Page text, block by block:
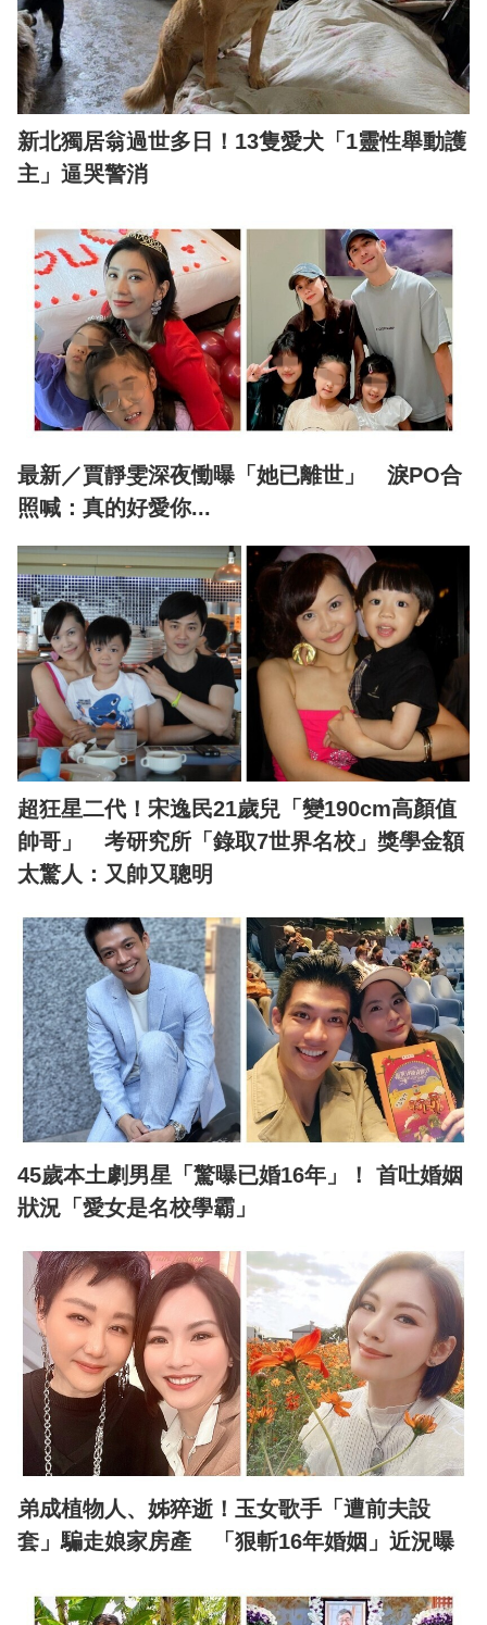
新北獨居翁過世多日！13隻愛犬「1靈性舉動護
主」逼哭警消
最新／賈靜雯深夜慟曝「她已離世」 淚PO合
照喊：真的好愛你...
超狂星二代！宋逸民21歲兒「變190cm高顏值
帥哥」 考研究所「錄取7世界名校」獎學金額
太驚人：又帥又聰明
45歲本土劇男星「驚曝已婚16年」！ 首吐婚姻
狀況「愛女是名校學霸」
弟成植物人、姊猝逝！玉女歌手「遭前夫設
套」騙走娘家房產 「狠斬16年婚姻」近況曝